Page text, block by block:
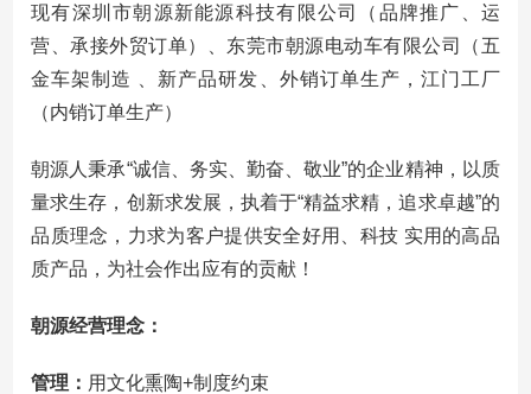
现有深圳市朝源新能源科技有限公司（品牌推广、运
营、承接外贸订单）、东莞市朝源电动车有限公司（五
金车架制造 、新产品研发、外销订单生产，江门工厂
（内销订单生产）
朝源人秉承“诚信、务实、勤奋、敬业”的企业精神，以质
量求生存，创新求发展，执着于“精益求精，追求卓越”的
品质理念，力求为客户提供安全好用、科技 实用的高品
质产品，为社会作出应有的贡献！
朝源经营理念：
管理： 用文化熏陶+制度约束